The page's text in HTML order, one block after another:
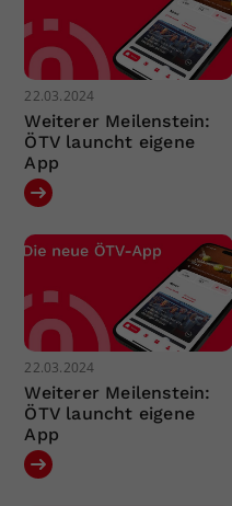
22.03.2024
Weiterer Meilenstein:
ÖTV launcht eigene
App
22.03.2024
Weiterer Meilenstein:
ÖTV launcht eigene
App